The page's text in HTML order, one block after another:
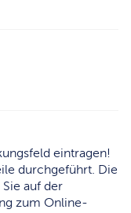
eintragen!
durchgeführt. Die
auf der
zum Online-